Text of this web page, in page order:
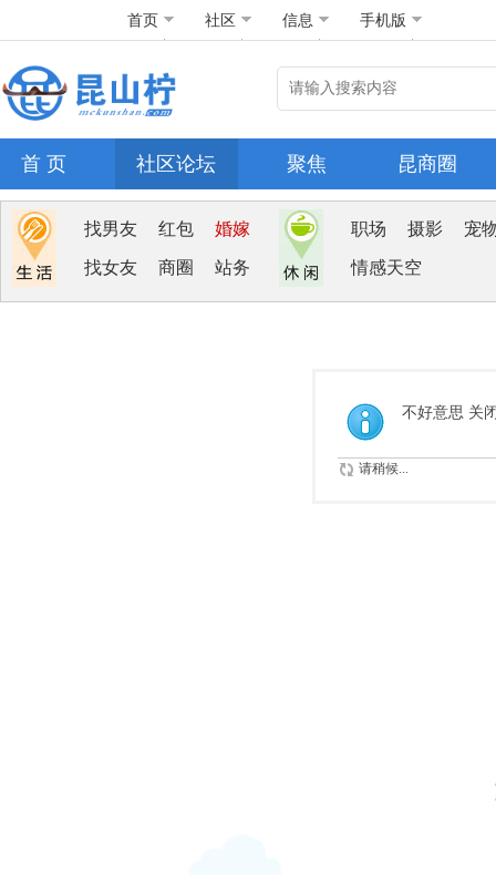
首页 社区 信息 手机版
首 页 社区论坛 聚焦 昆商圈
找男友 红包 婚嫁
找女友 商圈 站务
职场 摄影 宠
情感天空
不好意思 关
请稍候...